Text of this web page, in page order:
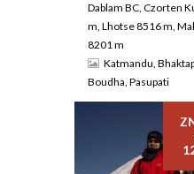
Dablam BC, Czorten
m, Lhotse 8516 m,
8201 m
Katmandu,
Boudha, Pasupati